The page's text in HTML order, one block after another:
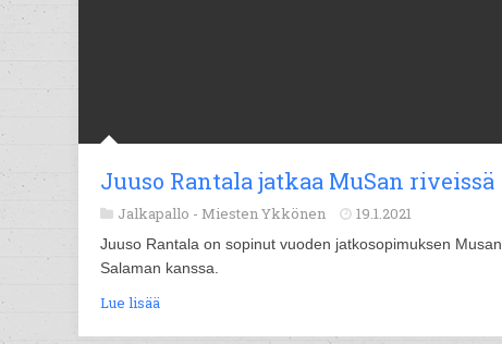
Juuso Rantala jatkaa MuSan riveissä
Jalkapallo - Miesten Ykkönen 19.1.2021
Juuso Rantala on sopinut vuoden jatkosopimuksen Musan
Salaman kanssa.
Lue lisää